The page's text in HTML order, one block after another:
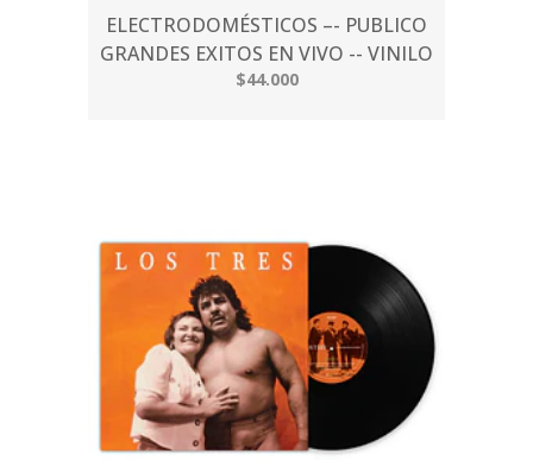
ELECTRODOMÉSTICOS –- PUBLICO
GRANDES EXITOS EN VIVO -- VINILO
$44.000